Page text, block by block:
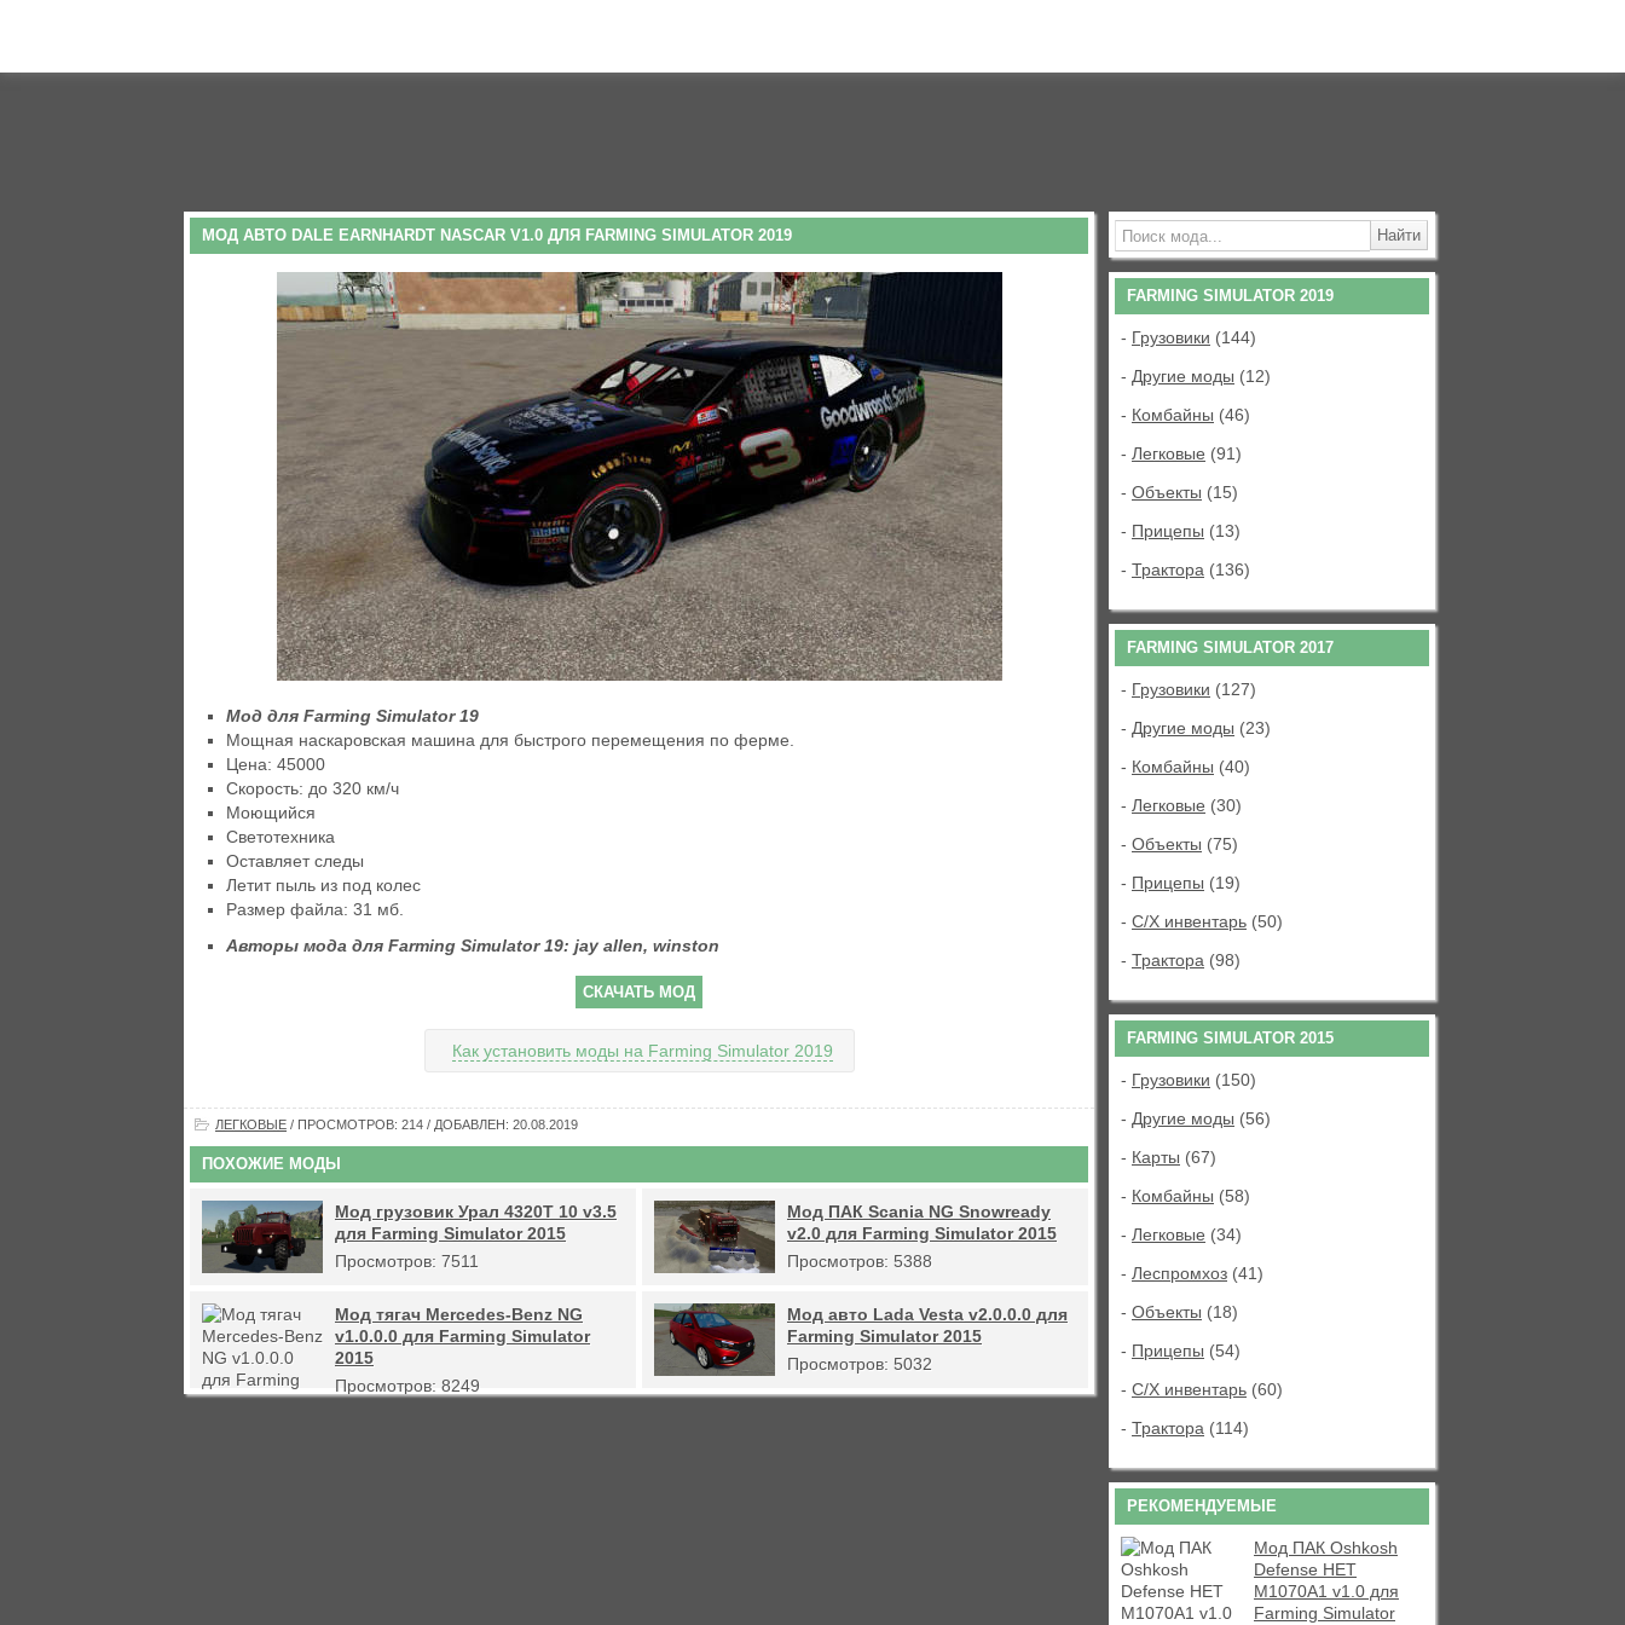
МОД АВТО DALE EARNHARDT NASCAR V1.0 ДЛЯ FARMING SIMULATOR 2019
Мод для Farming Simulator 19
Мощная наскаровская машина для быстрого перемещения по ферме.
Цена: 45000
Скорость: до 320 км/ч
Моющийся
Светотехника
Оставляет следы
Летит пыль из под колес
Размер файла: 31 мб.
Авторы мода для Farming Simulator 19: jay allen, winston
СКАЧАТЬ МОД
Как установить моды на Farming Simulator 2019
ЛЕГКОВЫЕ / ПРОСМОТРОВ: 214 / ДОБАВЛЕН: 20.08.2019
ПОХОЖИЕ МОДЫ
Мод грузовик Урал 4320Т 10 v3.5
для Farming Simulator 2015
Просмотров: 7511
Мод ПАК Scania NG Snowready
v2.0 для Farming Simulator 2015
Просмотров: 5388
Мод тягач Mercedes-Benz NG
v1.0.0.0 для Farming Simulator
2015
Просмотров: 8249
Мод авто Lada Vesta v2.0.0.0 для
Farming Simulator 2015
Просмотров: 5032
FARMING SIMULATOR 2019
- Грузовики (144)
- Другие моды (12)
- Комбайны (46)
- Легковые (91)
- Объекты (15)
- Прицепы (13)
- Трактора (136)
FARMING SIMULATOR 2017
- Грузовики (127)
- Другие моды (23)
- Комбайны (40)
- Легковые (30)
- Объекты (75)
- Прицепы (19)
- С/Х инвентарь (50)
- Трактора (98)
FARMING SIMULATOR 2015
- Грузовики (150)
- Другие моды (56)
- Карты (67)
- Комбайны (58)
- Легковые (34)
- Леспромхоз (41)
- Объекты (18)
- Прицепы (54)
- С/Х инвентарь (60)
- Трактора (114)
РЕКОМЕНДУЕМЫЕ
Мод ПАК Oshkosh
Defense HET
M1070A1 v1.0 для
Farming Simulator